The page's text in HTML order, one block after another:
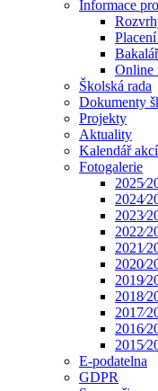
Informace
Online
Školská rada
Dokumenty
Projekty
Aktuality
Kalendář akcí
Fotogalerie
E-podatelna
GDPR